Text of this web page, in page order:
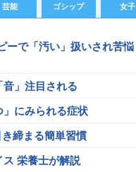
芸能 ゴシップ 女子
ーで「汚い」扱いされ苦悩
」注目される
にみられる症状
締まる簡単習慣
栄養士が解説